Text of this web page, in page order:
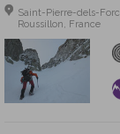
Saint-Pierre-dels-
Roussillon, France